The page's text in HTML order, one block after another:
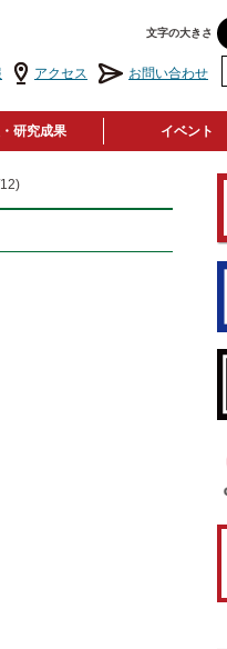
文字の大きさ
アクセス お問い合わせ
研究成果 イベント